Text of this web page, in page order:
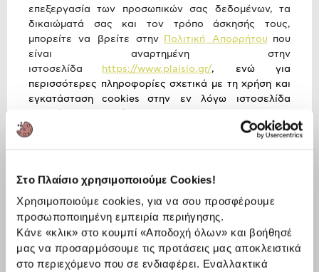
Στο Πλαίσιο χρησιμοποιούμε Cookies!
Χρησιμοποιούμε cookies, για να σου προσφέρουμε
προσωποποιημένη εμπειρία περιήγησης.
Κάνε «κλικ» στο κουμπί «Αποδοχή όλων» και βοήθησέ
μας να προσαρμόσουμε τις προτάσεις μας αποκλειστικά
στο περιεχόμενο που σε ενδιαφέρει. Εναλλακτικά
επεξεργασία των προσωπικών σας δεδομένων, τα
δικαιώματά σας και τον τρόπο άσκησής τους,
μπορείτε να βρείτε στην
Πολιτική Απορρήτου που
είναι αναρτημένη στην
ιστοσελίδα
https://www.plaisio.gr/, ενώ για
περισσότερες πληροφορίες σχετικά με τη χρήση και
εγκατάσταση cookies στην εν λόγω ιστοσελίδα
Σε κάθε περίπτωση, για οποιοδήποτε απορία,
διευκρίνιση ή αίτημα σχετικά με την επεξεργασία των
επικοινωνήσετε απευθείας με τον Υπεύθυνο
Προστασίας Δεδομένων τηςΠΛΑΙΣΙΟ Computersστα
ακόλουθα στοιχεία επικοινωνίας:
Μέσω επιστολής:
ΠΛΑΙΣΙΟ COMPUTERS AEBE